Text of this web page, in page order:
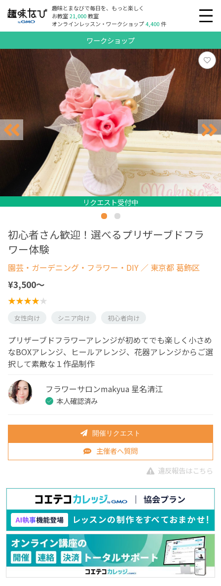
趣味とまなびで毎日を、もっと楽しく
お教室21,000教室
オンラインレッスン・ワークショップ4,400件
ワークショップ
リクエスト受付中
リクエスト受付中
リクエスト受付中
初心者さん歓迎！選べるプリザーブドフラ
ワー体験
園芸・ガーデニング・フラワー・DIY ／ 東京都 葛飾区
¥3,500〜
女性向け シニア向け 初心者向け
プリザーブドフラワーアレンジが初めてでも楽しく小さめ
なBOXアレンジ、ヒールアレンジ、花器アレンジからご選
択して素敵な１作品制作
フラワーサロンmakyua 星名清江
本人確認済み
開催リクエスト
主催者へ質問
違反報告はこちら